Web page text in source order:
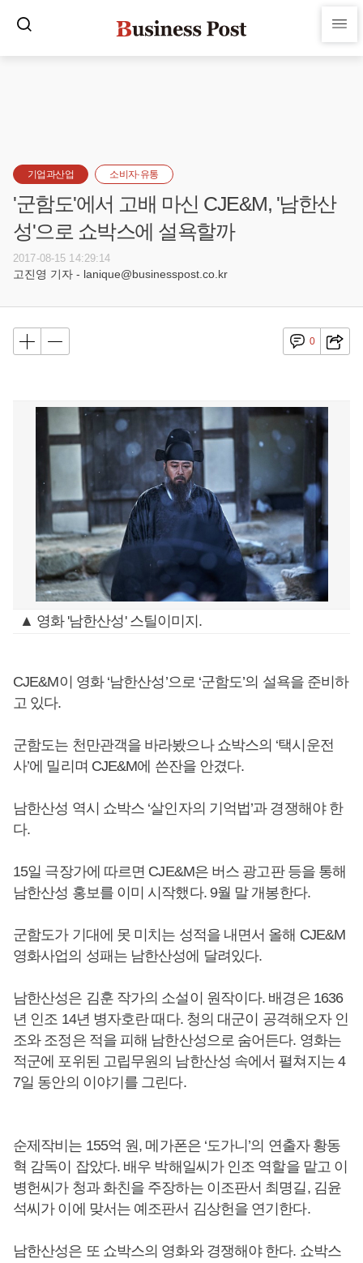
기업과산업 소비자·유통
'군함도'에서 고배 마신 CJE&M, '남한산
성'으로 쇼박스에 설욕할까
2017-08-15 14:29:14
고진영 기자 - lanique@businesspost.co.kr
0
▲ 영화 '남한산성' 스틸이미지.
CJE&M이 영화 ‘남한산성’으로 ‘군함도’의 설욕을 준비하
고 있다.
군함도는 천만관객을 바라봤으나 쇼박스의 ‘택시운전
사’에 밀리며 CJE&M에 쓴잔을 안겼다.
남한산성 역시 쇼박스 ‘살인자의 기억법’과 경쟁해야 한
다.
15일 극장가에 따르면 CJE&M은 버스 광고판 등을 통해
남한산성 홍보를 이미 시작했다. 9월 말 개봉한다.
군함도가 기대에 못 미치는 성적을 내면서 올해 CJE&M
영화사업의 성패는 남한산성에 달려있다.
남한산성은 김훈 작가의 소설이 원작이다. 배경은 1636
년 인조 14년 병자호란 때다. 청의 대군이 공격해오자 인
조와 조정은 적을 피해 남한산성으로 숨어든다. 영화는
적군에 포위된 고립무원의 남한산성 속에서 펼쳐지는 4
7일 동안의 이야기를 그린다.
순제작비는 155억 원, 메가폰은 ‘도가니’의 연출자 황동
혁 감독이 잡았다. 배우 박해일씨가 인조 역할을 맡고 이
병헌씨가 청과 화친을 주장하는 이조판서 최명길, 김윤
석씨가 이에 맞서는 예조판서 김상헌을 연기한다.
남한산성은 또 쇼박스의 영화와 경쟁해야 한다. 쇼박스